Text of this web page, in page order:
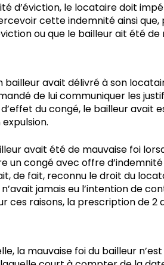
d’éviction, le locataire doit
cette indemnité ainsi
ou que le bailleur ait été
bailleur avait délivré à son
de lui communiquer les
du congé, le bailleur avait
avait été de mauvaise foi
un congé avec offre
de fait, reconnu le droit du
jamais eu l’intention de
raisons, la prescription de 2
la mauvaise foi du bailleur